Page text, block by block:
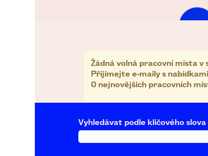
Žádná volná pracovní místa
Přijímejte e-maily s
0 nejnovějších pracovních
Vyhledávat podle klíčového slova